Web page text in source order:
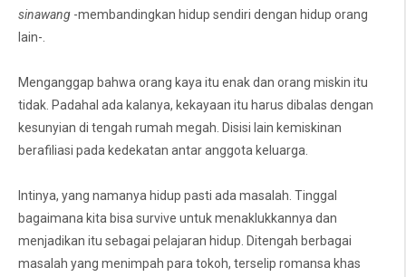
sinawang -membandingkan hidup sendiri dengan hidup orang
lain-.
Menganggap bahwa orang kaya itu enak dan orang miskin itu
tidak. Padahal ada kalanya, kekayaan itu harus dibalas dengan
kesunyian di tengah rumah megah. Disisi lain kemiskinan
berafiliasi pada kedekatan antar anggota keluarga.
Intinya, yang namanya hidup pasti ada masalah. Tinggal
bagaimana kita bisa survive untuk menaklukkannya dan
menjadikan itu sebagai pelajaran hidup. Ditengah berbagai
masalah yang menimpah para tokoh, terselip romansa khas